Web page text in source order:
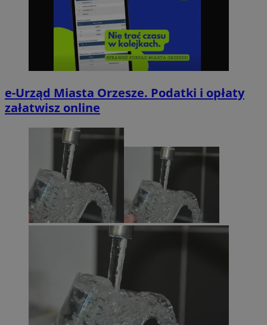
e-Urząd Miasta Orzesze. Podatki i opłaty
załatwisz online